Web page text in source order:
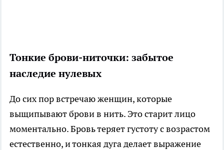
Тонкие брови-ниточки: забытое
наследие нулевых
До сих пор встречаю женщин, которые
выщипывают брови в нить. Это старит лицо
моментально. Бровь теряет густоту с возрастом
естественно, и тонкая дуга делает выражение